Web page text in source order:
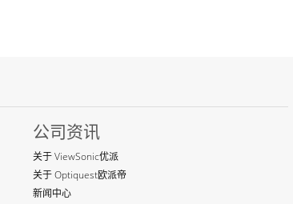
公司资讯
关于 ViewSonic优派
关于 Optiquest欧派帝
新闻中心